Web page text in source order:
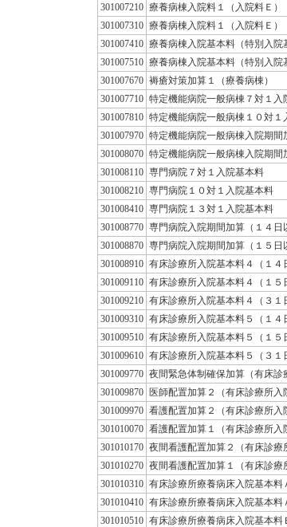
301007210 療養病棟入院料１（入院料Ｅ）
301007310 療養病棟入院料１（入院料Ｅ）
301007410 療養病棟入院基本料（特別入院
301007510 療養病棟入院基本料（特別入院
301007670 褥瘡対策加算１（療養病棟）
301007710 特定機能病院一般病棟７対１入
301007810 特定機能病院一般病棟１０対１
301007970 特定機能病院一般病棟入院期間
301008070 特定機能病院一般病棟入院期間
301008110 専門病院７対１入院基本料
301008210 専門病院１０対１入院基本料
301008410 専門病院１３対１入院基本料
301008770 専門病院入院期間加算（１４日
301008870 専門病院入院期間加算（１５日
301008910 有床診療所入院基本料４（１４
301009110 有床診療所入院基本料４（１５
301009210 有床診療所入院基本料４（３１
301009310 有床診療所入院基本料５（１４
301009510 有床診療所入院基本料５（１５
301009610 有床診療所入院基本料５（３１
301009770 夜間緊急体制確保加算（有床診
301009870 医師配置加算２（有床診療所入
301009970 看護配置加算２（有床診療所入
301010070 看護配置加算１（有床診療所入
301010170 夜間看護配置加算２（有床診療
301010270 夜間看護配置加算１（有床診療
301010310 有床診療所療養病床入院基本料
301010410 有床診療所療養病床入院基本料
301010510 有床診療所療養病床入院基本料